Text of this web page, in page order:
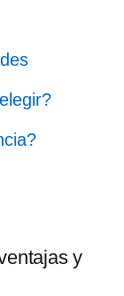
y